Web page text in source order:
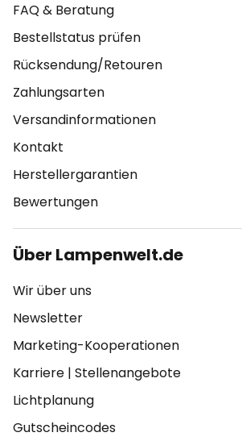
FAQ & Beratung
Bestellstatus prüfen
Rücksendung/Retouren
Zahlungsarten
Versandinformationen
Kontakt
Herstellergarantien
Bewertungen
Über Lampenwelt.de
Wir über uns
Newsletter
Marketing-Kooperationen
Karriere | Stellenangebote
Lichtplanung
Gutscheincodes